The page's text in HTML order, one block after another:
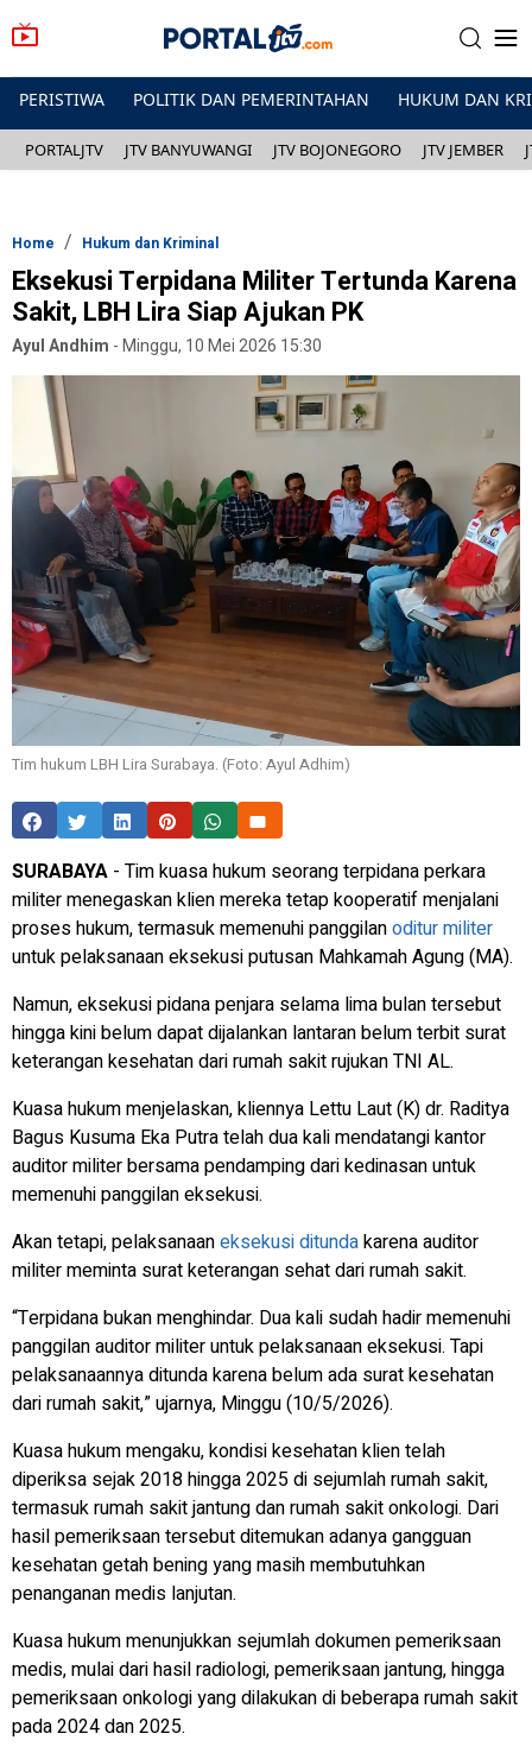
PERISTIWA POLITIK DAN PEMERINTAHAN HUKUM DAN
PORTALJTV JTV BANYUWANGI JTV BOJONEGORO JTV JEMBER
Home Hukum dan Kriminal
Eksekusi Terpidana Militer Tertunda Karena
Sakit, LBH Lira Siap Ajukan PK
Ayul Andhim -Minggu, 10 Mei 2026 15:30
Tim hukum LBH Lira Surabaya. (Foto: Ayul Adhim)
SURABAYA - Tim kuasa hukum seorang terpidana perkara
militer menegaskan klien mereka tetap kooperatif menjalani
proses hukum, termasuk memenuhi panggilanoditur militer
untuk pelaksanaan eksekusi putusan Mahkamah Agung (MA).
Namun, eksekusi pidana penjara selama lima bulan tersebut
hingga kini belum dapat dijalankan lantaran belum terbit surat
keterangan kesehatan dari rumah sakit rujukan TNI AL.
Kuasa hukum menjelaskan, kliennya Lettu Laut (K) dr. Raditya
Bagus Kusuma Eka Putra telah dua kali mendatangi kantor
auditor militer bersama pendamping dari kedinasan untuk
memenuhi panggilan eksekusi.
Akan tetapi, pelaksanaaneksekusi ditundakarena auditor
militer meminta surat keterangan sehat dari rumah sakit.
“Terpidana bukan menghindar. Dua kali sudah hadir memenuhi
panggilan auditor militer untuk pelaksanaan eksekusi. Tapi
pelaksanaannya ditunda karena belum ada surat kesehatan
dari rumah sakit,” ujarnya, Minggu (10/5/2026).
Kuasa hukum mengaku, kondisi kesehatan klien telah
diperiksa sejak 2018 hingga 2025 di sejumlah rumah sakit,
termasuk rumah sakit jantung dan rumah sakit onkologi. Dari
hasil pemeriksaan tersebut ditemukan adanya gangguan
kesehatan getah bening yang masih membutuhkan
penanganan medis lanjutan.
Kuasa hukum menunjukkan sejumlah dokumen pemeriksaan
medis, mulai dari hasil radiologi, pemeriksaan jantung, hingga
pemeriksaan onkologi yang dilakukan di beberapa rumah sakit
pada 2024 dan 2025.